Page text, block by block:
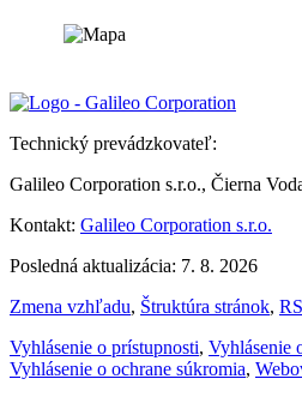
Technický prevádzkovateľ:
Galileo Corporation s.r.o., Čierna
Kontakt: Galileo Corporation s.r.o.
Posledná aktualizácia: 7. 8. 2026
Zmena vzhľadu, Štruktúra stránok,
Vyhlásenie o prístupnosti, Vyhlásenie
Vyhlásenie o ochrane súkromia,